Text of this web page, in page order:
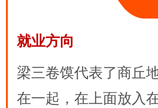
就业方向
梁三卷馍代表了商丘
在一起，在上面放入